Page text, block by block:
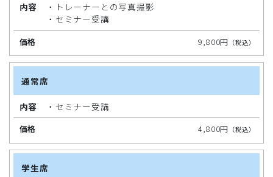
・トレーナーとの写真撮影
・セミナー受講
9,800円 （税込）
通常席
・セミナー受講
4,800円 （税込）
学生席